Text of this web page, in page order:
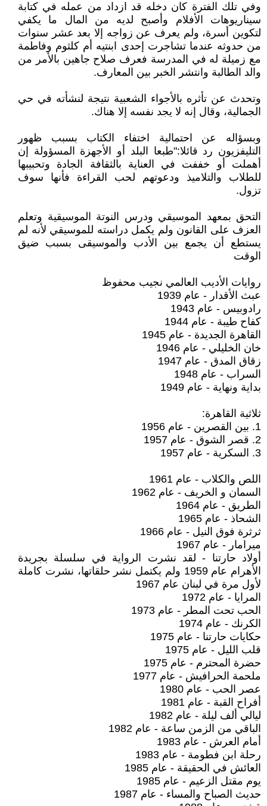
وفي تلك الفترة كان دخله قد ازداد من عمله في كتابة
سيناريوهات الأفلام وأصبح لديه من المال ما يكفي
لتكوين أسرة، ولم يعرف عن زواجه إلا بعد عشر سنوات
من حدوثه عندما تشاجرت إحدى ابنتيه أم كلثوم وفاطمة
مع زميلة له في المدرسة فعرف صلاح جاهين بالأمر من
والد الطالبة وانتشر الخبر بين المعارف.
وتحدث عن تأثره بالأجواء الشعبية نتيجة لنشأته في حي
الجمالية، وقال إنه لا يجد نفسه إلا هناك.
وبسؤاله عن احتمالية اختفاء الكتاب بسبب ظهور
التليفزيون رد قائلا:"طبعا البلد أو الأجهزة المسؤولة إن
أهملت أو خففت في العناية بالثقافة الجادة وتحبيبها
للطلاب والتلاميذ ودعوتهم لحب القراءة فأنها سوف
تزول.
التحق بمعهد الموسيقي ودرس النوتة الموسيقية وتعلم
العزف على القانون ولم يكمل دراسته للموسيقي لأنه لم
يستطع أن يجمع بين الأدب والموسيقى بسبب ضيق
الوقت
روايات الأديب العالمي نجيب محفوظ
عبث الأقدار - عام 1939
رادوبيس - عام 1943
كفاح طيبة - عام 1944
القاهرة الجديدة - عام 1945
خان الخليلي - عام 1946
زقاق المدق - عام 1947
السراب - عام 1948
بداية ونهاية - عام 1949
ثلاثية القاهرة:
1. بين القصرين - عام 1956
2. قصر الشوق - عام 1957
3. السكرية - عام 1957
اللص والكلاب - عام 1961
السمان و الخريف - عام 1962
الطريق - عام 1964
الشحاذ - عام 1965
ثرثرة فوق النيل - عام 1966
ميرامار - عام 1967
أولاد حارتنا - لقد نشرت الرواية في سلسلة بجريدة
الأهرام عام 1959 ولم يكتمل نشر حلقاتها، نشرت كاملة
لأول مرة في لبنان عام 1967
المرايا - عام 1972
الحب تحت المطر - عام 1973
الكرنك - عام 1974
حكايات حارتنا - عام 1975
قلب الليل - عام 1975
حضرة المحترم - عام 1975
ملحمة الحرافيش - عام 1977
عصر الحب - عام 1980
أفراح القبة - عام 1981
ليالي ألف ليلة - عام 1982
الباقي من الزمن ساعة - عام 1982
أمام العرش - عام 1983
رحلة ابن فطومة - عام 1983
العائش في الحقيقة - عام 1985
يوم مقتل الزعيم - عام 1985
حديث الصباح والمساء - عام 1987